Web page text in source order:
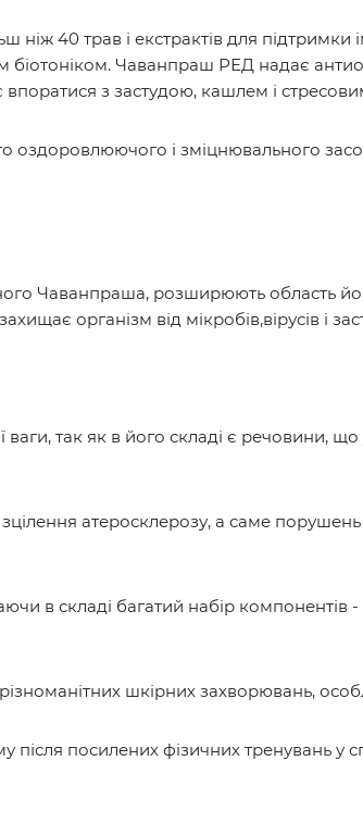
40 трав і екстрактів для підтримки
Чаванпраш РЕД надає
з застудою, кашлем і
оздоровлюючого і зміцнювального
Чаванпраша, розширюють область
організм від мікробів,вірусів і
так як в його складі є речовини,
атеросклерозу, а саме
в складі багатий набір компонентів
шкірних захворювань,
після посилених фізичних тренувань у